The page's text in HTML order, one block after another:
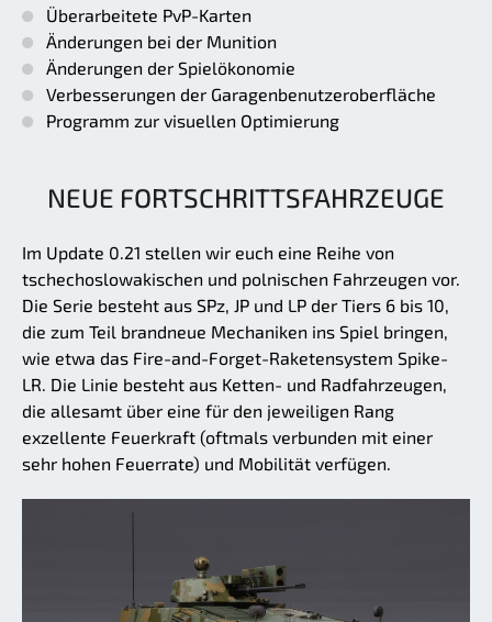
Überarbeitete PvP-Karten
Änderungen bei der Munition
Änderungen der Spielökonomie
Verbesserungen der Garagenbenutzeroberfläche
Programm zur visuellen Optimierung
NEUE FORTSCHRITTSFAHRZEUGE
Im Update 0.21 stellen wir euch eine Reihe von
tschechoslowakischen und polnischen Fahrzeugen vor.
Die Serie besteht aus SPz, JP und LP der Tiers 6 bis 10,
die zum Teil brandneue Mechaniken ins Spiel bringen,
wie etwa das Fire-and-Forget-Raketensystem Spike-
LR. Die Linie besteht aus Ketten- und Radfahrzeugen,
die allesamt über eine für den jeweiligen Rang
exzellente Feuerkraft (oftmals verbunden mit einer
sehr hohen Feuerrate) und Mobilität verfügen.